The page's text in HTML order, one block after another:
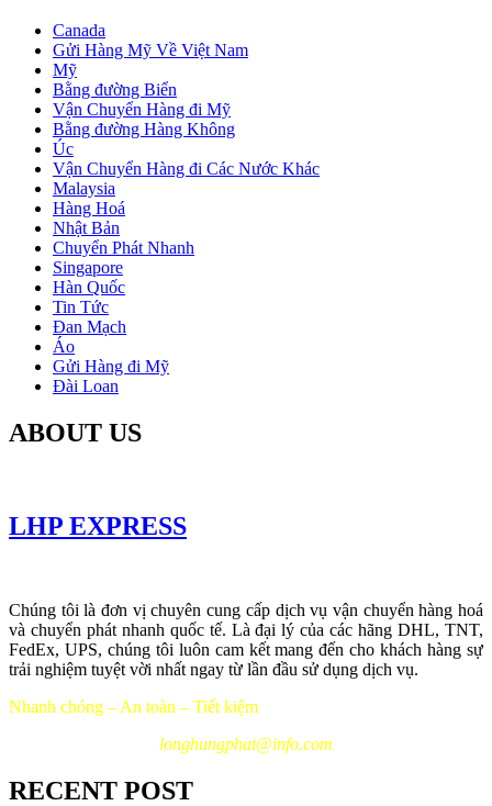
Canada
Gửi Hàng Mỹ Về Việt Nam
Mỹ
Bằng đường Biển
Vận Chuyển Hàng đi Mỹ
Bằng đường Hàng Không
Úc
Vận Chuyển Hàng đi Các Nước Khác
Malaysia
Hàng Hoá
Nhật Bản
Chuyển Phát Nhanh
Singapore
Hàn Quốc
Tin Tức
Đan Mạch
Áo
Gửi Hàng đi Mỹ
Đài Loan
ABOUT US
LHP EXPRESS
Chúng tôi là đơn vị chuyên cung cấp dịch vụ vận chuyển hàng hoá
và chuyển phát nhanh quốc tế. Là đại lý của các hãng DHL, TNT,
FedEx, UPS, chúng tôi luôn cam kết mang đến cho khách hàng sự
trải nghiệm tuyệt vời nhất ngay từ lần đầu sử dụng dịch vụ.
Nhanh chóng – An toàn – Tiết kiệm
longhungphat@info.com
RECENT POST